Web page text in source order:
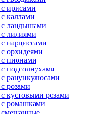
ирисами
каллами
с ландышами
лилиями
нарциссами
орхидеями
пионами
подсолнухами
ранункулюсами
розами
кустовыми розами
ромашками
смешанные